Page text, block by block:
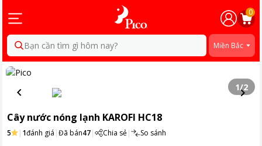
0
Bạn cần tìm gì hôm nay? Miền Bắc
1/2
Cây nước nóng lạnh KAROFI HC18
5 | 1đánh giá |Đã bán47| Chia sẻ| So sánh